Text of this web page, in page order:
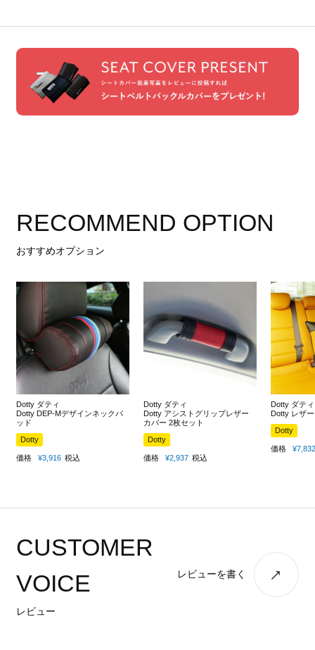
RECOMMEND OPTION
おすすめオプション
Dotty ダティ
Dotty DEP-Mデザインネックパ
ッド
Dotty
価格 ¥3,916 税込
Dotty ダティ
Dotty アシストグリップレザー
カバー 2枚セット
Dotty
価格 ¥2,937 税込
Dotty ダティ
Dotty レザ
Dotty
価格 ¥7,832
CUSTOMER
VOICE
レビュー
レビューを書く